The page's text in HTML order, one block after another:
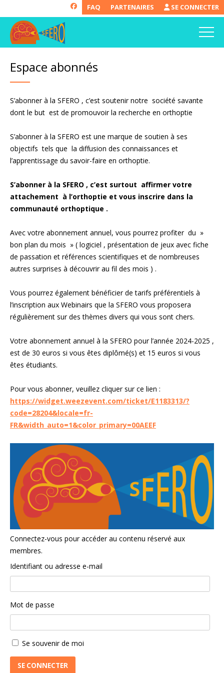
SE CONNECTER
PARTENAIRES
FAQ
Espace abonnés
S’abonner à la SFERO , c’est soutenir notre société savante
dont le but est de promouvoir la recherche en orthoptie
S’abonner à la SFERO est une marque de soutien à ses
objectifs tels que la diffusion des connaissances et
l’apprentissage du savoir-faire en orthoptie.
S’abonner à la SFERO , c’est surtout affirmer votre
attachement à l’orthoptie et vous inscrire dans la
communauté orthoptique .
Avec votre abonnement annuel, vous pourrez profiter du »
bon plan du mois » ( logiciel , présentation de jeux avec fiche
de passation et références scientifiques et de nombreuses
autres surprises à découvrir au fil des mois ) .
Vous pourrez également bénéficier de tarifs préférentiels à
l’inscription aux Webinairs que la SFERO vous proposera
régulièrement sur des thèmes divers qui vous sont chers.
Votre abonnement annuel à la SFERO pour l’année 2024-2025 ,
est de 30 euros si vous êtes diplômé(s) et 15 euros si vous
êtes étudiants.
Pour vous abonner, veuillez cliquer sur ce lien :
https://widget.weezevent.com/ticket/E1183313/?
code=28204&locale=fr-
FR&width_auto=1&color_primary=00AEEF
Connectez-vous pour accéder au contenu réservé aux
membres.
Identifiant ou adresse e-mail
Mot de passe
Se souvenir de moi
SE CONNECTER